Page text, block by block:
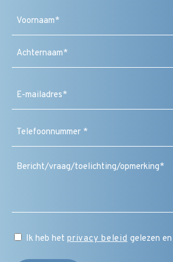
(Vereist)
Bericht
/
opmerking
(Vereist)
Ik heb het privacy beleidgelezen en